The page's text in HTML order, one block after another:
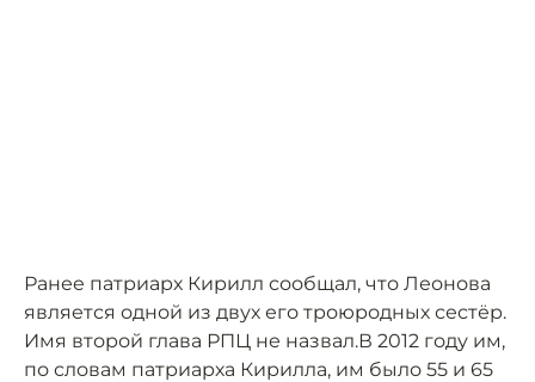
Ранее патриарх Кирилл сообщал, что Леонова
является одной из двух его троюродных сестёр.
Имя второй глава РПЦ не назвал.В 2012 году им,
по словам патриарха Кирилла, им было 55 и 65